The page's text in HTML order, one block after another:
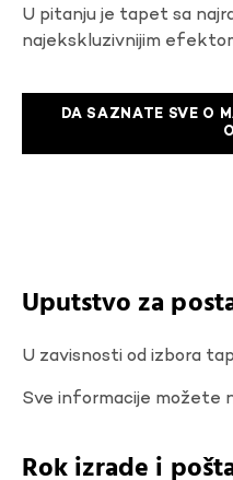
U pitanju je tapet sa
najekskluzivnijim
DA SAZNATE SVE O
Uputstvo za
U zavisnosti od izbora
Sve informacije možete
Rok izrade i